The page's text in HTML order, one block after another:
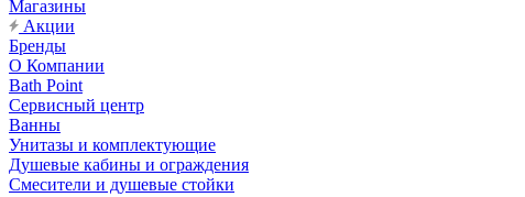
Магазины
Акции
Бренды
О Компании
Bath Point
Сервисный центр
Ванны
Унитазы и комплектующие
Душевые кабины и ограждения
Смесители и душевые стойки